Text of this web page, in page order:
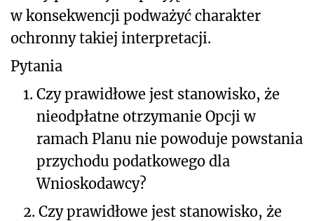
w konsekwencji podważyć charakter
ochronny takiej interpretacji.
Pytania
1. Czy prawidłowe jest stanowisko, że
nieodpłatne otrzymanie Opcji w
ramach Planu nie powoduje powstania
przychodu podatkowego dla
Wnioskodawcy?
2. Czy prawidłowe jest stanowisko, że